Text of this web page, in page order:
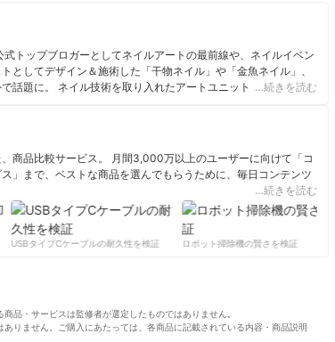
トップブロガーとしてネイルアートの最前線や、ネイルイベン
としてデザイン＆施術した「干物ネイル」や「金魚ネイル」、
話題に。 ネイル技術を取り入れたアートユニット
ロン衛生管理士。
…続きを読む
商品比較サービス。 月間3,000万以上のユーザーに向けて「コ
」まで、ベストな商品を選んでもらうために、毎日コンテンツ
…続きを読む
USBタイプCケーブルの耐久性を検証 ロボット掃除機の賢さを検証
品・サービスは監修者が選定したものではありません。
りません。ご購入にあたっては、各商品に記載されている内容・商品説明